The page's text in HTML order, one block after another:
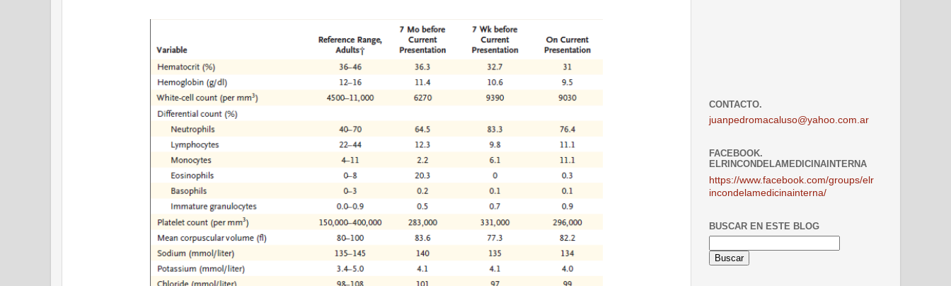
CONTACTO.
juanpedromacaluso@yahoo.com.ar
FACEBOOK.
ELRINCONDELAMEDICINAINTERNA
https://www.facebook.com/groups/elr
incondelamedicinainterna/
BUSCAR EN ESTE BLOG